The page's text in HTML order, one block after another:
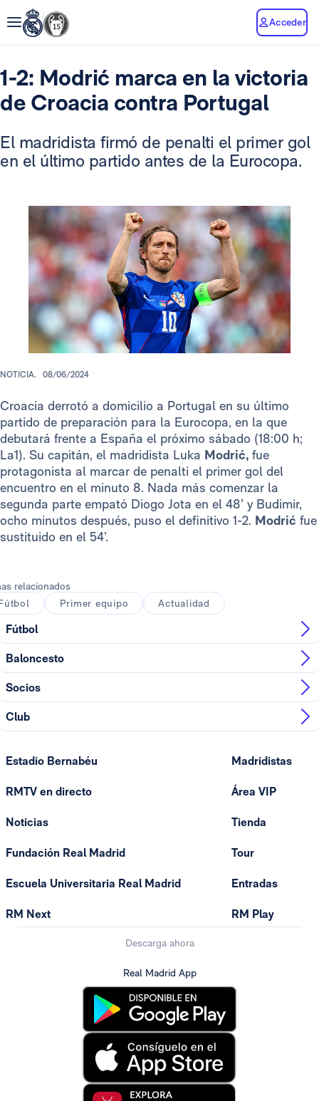
Acceder
1-2: Modrić marca en la victoria
de Croacia contra Portugal
El madridista firmó de penalti el primer gol
en el último partido antes de la Eurocopa.
NOTICIA. 08/06/2024
Croacia derrotó a domicilio a Portugal en su último
partido de preparación para la Eurocopa, en la que
debutará frente a España el próximo sábado (18:00 h;
La1). Su capitán, el madridista Luka Modrić, fue
protagonista al marcar de penalti el primer gol del
encuentro en el minuto 8. Nada más comenzar la
segunda parte empató Diogo Jota en el 48’ y Budimir,
ocho minutos después, puso el definitivo 1-2. Modrić fue
sustituido en el 54’.
relacionados
Primer equipo Actualidad
Fútbol
Baloncesto
Socios
Club
Estadio Bernabéu
RMTV en directo
Noticias
Fundación Real Madrid
Escuela Universitaria Real Madrid
RM Next
Madridistas
Área VIP
Tienda
Tour
Entradas
RM Play
Descarga ahora
Real Madrid App